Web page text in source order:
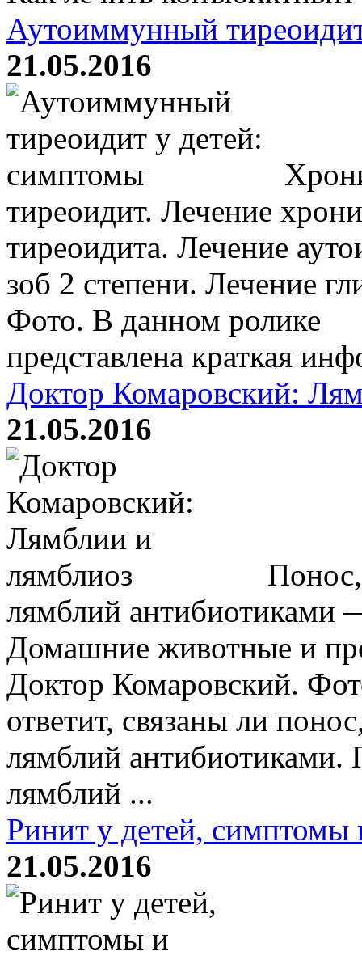
Аутоиммунный
21.05.2016
тиреоидит. Лечение
тиреоидита. Лечение
зоб 2 степени. Лечение
Фото. В данном ролике
представлена краткая
Доктор Комаровский:
21.05.2016
лямблий антибиотиками
Домашние животные и
Доктор Комаровский.
ответит, связаны ли
лямблий антибиотиками.
лямблий ...
Ринит у детей, симптомы
21.05.2016